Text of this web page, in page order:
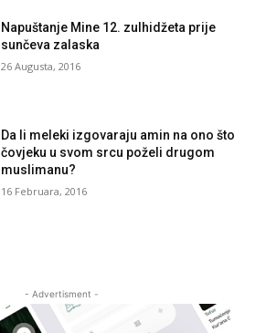
Napuštanje Mine 12. zulhidžeta prije
sunčeva zalaska
26 Augusta, 2016
Da li meleki izgovaraju amin na ono što
čovjeku u svom srcu poželi drugom
muslimanu?
16 Februara, 2016
- Advertisment -